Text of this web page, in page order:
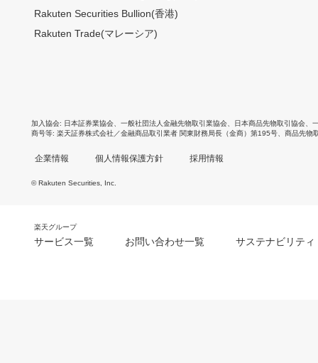
Rakuten Securities Bullion(香港)
Rakuten Trade(マレーシア)
加入協会 日本証券業協会 一般社団法人金融先物取引業協会 日本商品先物取引協会
商号等 楽天証券株式会社／金融商品取引業者 関東財務局長（金商）第195号、商品先物
企業情報 個人情報保護方針 採用情報
© Rakuten Securities, Inc.
楽天グループ
サービス一覧 お問い合わせ一覧 サステナビリティ